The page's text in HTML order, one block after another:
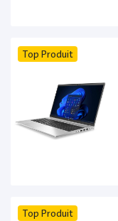
Top Produit
Top Produit